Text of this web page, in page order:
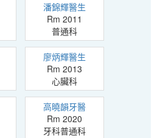
潘錦輝醫生
Rm 2011
普通科
廖炳輝醫生
Rm 2013
心臟科
高曉韻牙醫
Rm 2020
牙科普通科